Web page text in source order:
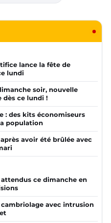
lance la fête de
lundi
soir, nouvelle
dès ce lundi !
: des kits économiseurs
population
avoir été brûlée avec
attendus ce dimanche en
avec intrusion